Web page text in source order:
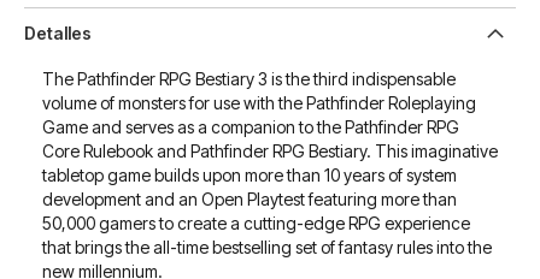
Detalles
The Pathfinder RPG Bestiary 3 is the third indispensable
volume of monsters for use with the Pathfinder Roleplaying
Game and serves as a companion to the Pathfinder RPG
Core Rulebook and Pathfinder RPG Bestiary. This imaginative
tabletop game builds upon more than 10 years of system
development and an Open Playtest featuring more than
50,000 gamers to create a cutting-edge RPG experience
that brings the all-time bestselling set of fantasy rules into the
new millennium.